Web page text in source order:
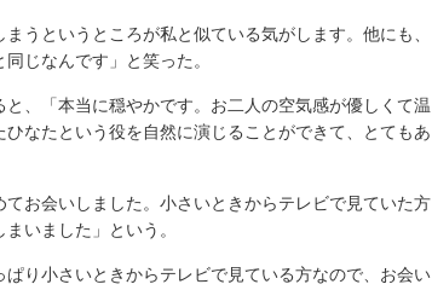
うというところが私と似ている気がします。他にも、
じなんです」と笑った。
、「本当に穏やかです。お二人の空気感が優しくて温
なたという役を自然に演じることができて、とてもあ
お会いしました。小さいときからテレビで見ていた方
いました」という。
り小さいときからテレビで見ている方なので、お会い